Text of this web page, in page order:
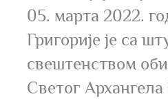
05. марта 2022.
Григорије је са
свештенством
Светог